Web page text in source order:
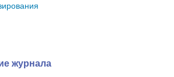
журнала